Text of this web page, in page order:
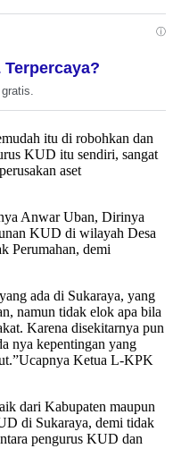
ⓘ
itu di robohkan dan
KUD itu sendiri, sangat
aset
Anwar Uban, Dirinya
KUD di wilayah Desa
Perumahan, demi
ada di Sukaraya, yang
namun tidak elok apa bila
Karena disekitarnya pun
nya kepentingan yang
Ketua L-KPK
dari Kabupaten maupun
di Sukaraya, demi tidak
pengurus KUD dan